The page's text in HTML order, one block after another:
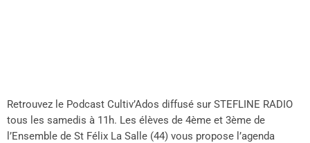
Retrouvez le Podcast Cultiv’Ados diffusé sur STEFLINE RADIO
tous les samedis à 11h. Les élèves de 4ème et 3ème de
l’Ensemble de St Félix La Salle (44) vous propose l’agenda